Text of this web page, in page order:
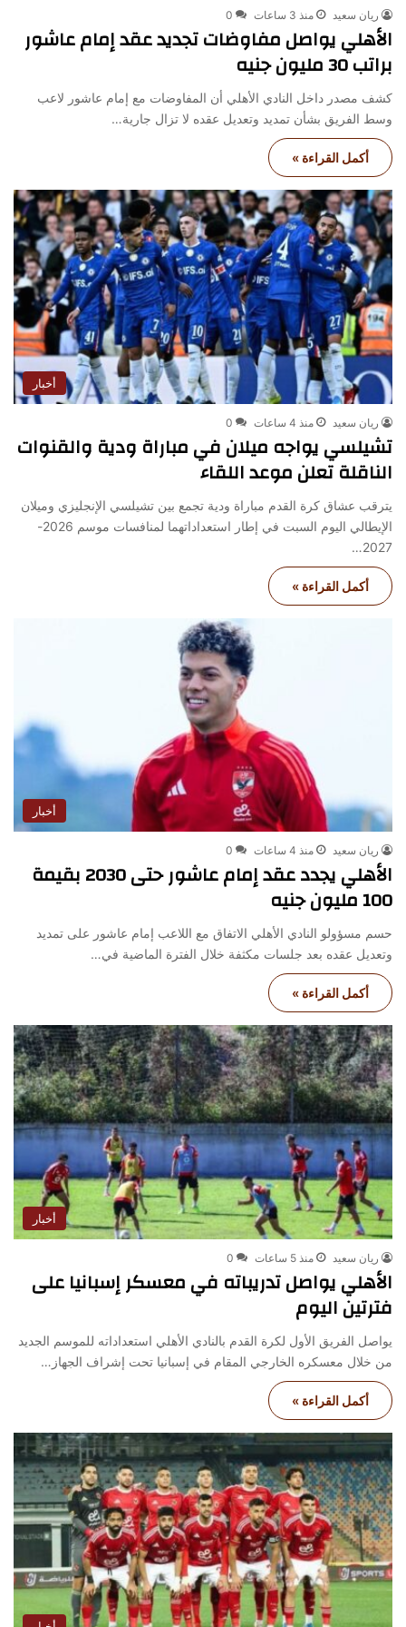
ريان سعيد منذ 3 ساعات 0
الأهلي يواصل مفاوضات تجديد عقد إمام عاشور
براتب 30 مليون جنيه
كشف مصدر داخل النادي الأهلي أن المفاوضات مع إمام عاشور لاعب
وسط الفريق بشأن تمديد وتعديل عقده لا تزال جارية…
أكمل القراءة »
أخبار
ريان سعيد منذ 4 ساعات 0
تشيلسي يواجه ميلان في مباراة ودية والقنوات
الناقلة تعلن موعد اللقاء
يترقب عشاق كرة القدم مباراة ودية تجمع بين تشيلسي الإنجليزي وميلان
الإيطالي اليوم السبت في إطار استعداداتهما لمنافسات موسم 2026-
2027…
أكمل القراءة »
أخبار
ريان سعيد منذ 4 ساعات 0
الأهلي يجدد عقد إمام عاشور حتى 2030 بقيمة
100 مليون جنيه
حسم مسؤولو النادي الأهلي الاتفاق مع اللاعب إمام عاشور على تمديد
وتعديل عقده بعد جلسات مكثفة خلال الفترة الماضية في…
أكمل القراءة »
أخبار
ريان سعيد منذ 5 ساعات 0
الأهلي يواصل تدريباته في معسكر إسبانيا على
فترتين اليوم
يواصل الفريق الأول لكرة القدم بالنادي الأهلي استعداداته للموسم الجديد
من خلال معسكره الخارجي المقام في إسبانيا تحت إشراف الجهاز…
أكمل القراءة »